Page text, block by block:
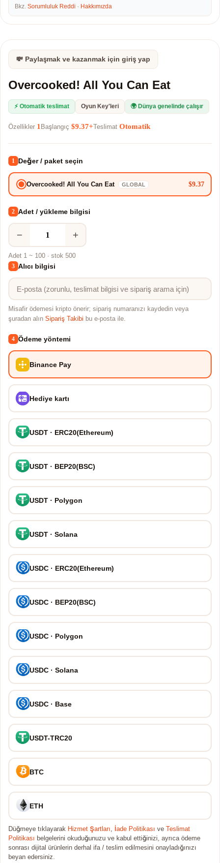
Bkz. Sorumluluk Reddi · Hakkımızda
💸 Paylaşmak ve kazanmak için giriş yap
Overcooked! All You Can Eat
⚡ Otomatik teslimat Oyun Key'leri 🌍 Dünya genelinde çalışır
Özellikler 1 Başlangıç $9.37+Teslimat Otomatik
1 Değer / paket seçin
Overcooked! All You Can Eat GLOBAL $9.37
2 Adet / yükleme bilgisi
− +
Adet 1 ~ 100 · stok 500
3 Alıcı bilgisi
Misafir ödemesi kripto önerir; sipariş numaranızı kaydedin veya
şuradan alın Sipariş Takibi bu e-posta ile.
4 Ödeme yöntemi
Binance Pay
Hediye kartı
USDT · ERC20(Ethereum)
USDT · BEP20(BSC)
USDT · Polygon
USDT · Solana
USDC · ERC20(Ethereum)
USDC · BEP20(BSC)
USDC · Polygon
USDC · Solana
USDC · Base
USDT-TRC20
BTC
ETH
Düğmeye tıklayarak Hizmet Şartları, İade Politikası ve
Teslimat
Politikası belgelerini okuduğunuzu ve kabul ettiğinizi, ayrıca ödeme
sonrası dijital ürünlerin derhal ifa / teslim edilmesini onayladığınızı
beyan edersiniz.